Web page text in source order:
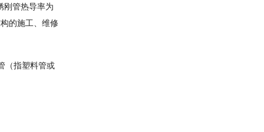
刚管热导率为
的施工、维修
（指塑料管或